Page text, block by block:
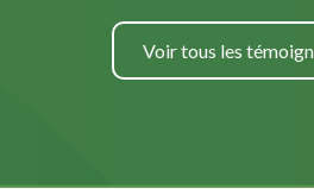
Voir tous les